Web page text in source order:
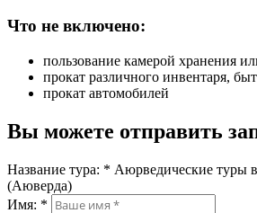
Что не включено:
пользование камерой хранения
прокат различного инвентаря,
прокат автомобилей
Вы можете отправить
Название тура: * Аюрведические туры
(Аюверда)
Имя: *